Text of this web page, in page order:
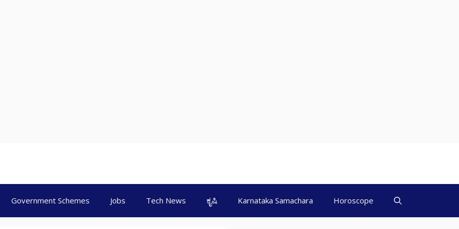
Government Schemes Jobs Tech News ಕೃಷಿ Karnataka Samachara Horoscope